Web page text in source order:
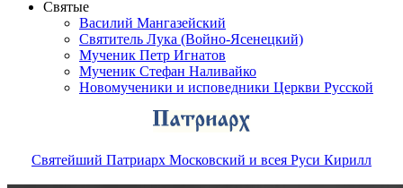
Святые
Василий Мангазейский
Святитель Лука (Войно-Ясенецкий)
Мученик Петр Игнатов
Мученик Стефан Наливайко
Новомученики и исповедники Церкви Русской
Святейший Патриарх Московский и всея Руси Кирилл